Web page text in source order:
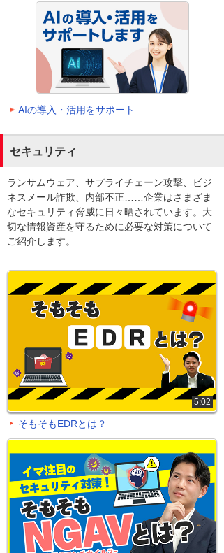
AIの導入・活用をサポート
セキュリティ
ランサムウェア、サプライチェーン攻撃、ビジ
ネスメール詐欺、内部不正……企業はさまざま
なセキュリティ脅威に日々晒されています。大
切な情報資産を守るために必要な対策について
ご紹介します。
5:02
そもそもEDRとは？